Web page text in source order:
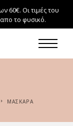
60€. Οι τιμές του
το φυσικό.
ΜΆΣΚΑΡΑ